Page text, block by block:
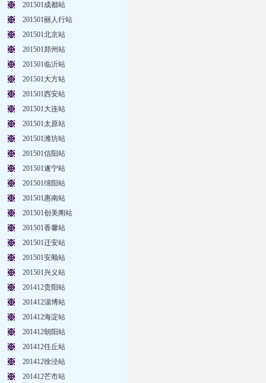
201501成都站
201501丽人行站
201501北京站
201501郑州站
201501临沂站
201501大方站
201501西安站
201501大连站
201501太原站
201501潍坊站
201501信阳站
201501遂宁站
201501绵阳站
201501惠南站
201501创美阁站
201501香馨站
201501迁安站
201501安顺站
201501兴义站
201412贵阳站
201412淄博站
201412海淀站
201412朝阳站
201412任丘站
201412徐泾站
201412芒市站